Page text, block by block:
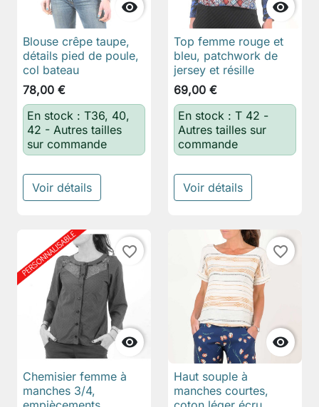

Blouse crêpe taupe,
détails pied de poule,
col bateau
78,00 €
En stock : T36, 40,
42 - Autres tailles
sur commande
Voir détails

Top femme rouge et
bleu, patchwork de
jersey et résille
69,00 €
En stock : T 42 -
Autres tailles sur
commande
Voir détails

favorite_border
Chemisier femme à
manches 3/4,

favorite_border
Haut souple à
manches courtes,